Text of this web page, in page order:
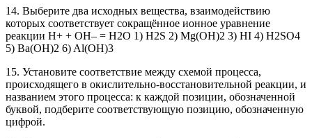
14. Выберите два исходных вещества, взаимодействию
которых соответствует сокращённое ионное уравнение
реакции H+ + OH– = H2O 1) H2S 2) Mg(OH)2 3) HI 4) H2SO4
5) Ba(OH)2 6) Al(OH)3
15. Установите соответствие между схемой процесса,
происходящего в окислительно-восстановительной реакции, и
названием этого процесса: к каждой позиции, обозначенной
буквой, подберите соответствующую позицию, обозначенную
цифрой.